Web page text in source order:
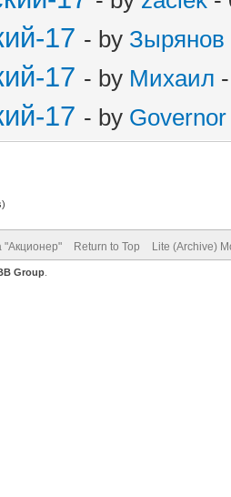
17 - by Зырянов
17 - by Михаил
17 - by Governor
"Акционер" Return to Top Lite (Archive)
Group